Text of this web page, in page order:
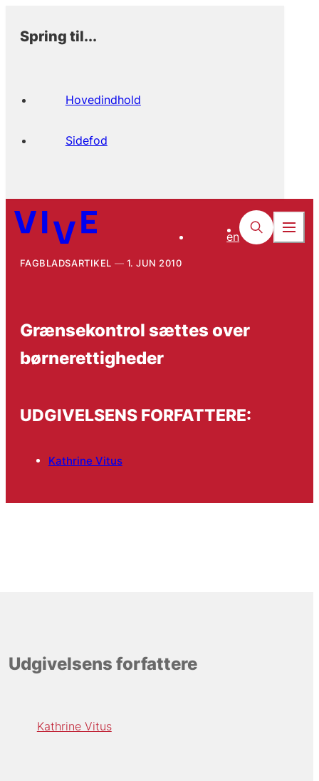
Spring til...
Hovedindhold
Sidefod
en
FAGBLADSARTIKEL 1. JUN 2010
Grænsekontrol sættes over
børnerettigheder
UDGIVELSENS FORFATTERE:
Kathrine Vitus
Udgivelsens forfattere
Kathrine Vitus